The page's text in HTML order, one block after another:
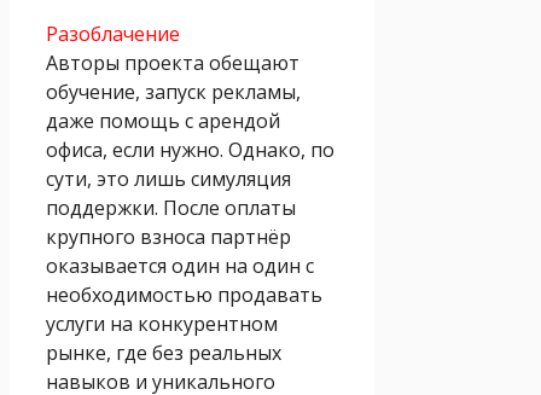
Разоблачение
Авторы проекта обещают
обучение, запуск рекламы,
даже помощь с арендой
офиса, если нужно. Однако, по
сути, это лишь симуляция
поддержки. После оплаты
крупного взноса партнёр
оказывается один на один с
необходимостью продавать
услуги на конкурентном
рынке, где без реальных
навыков и уникального